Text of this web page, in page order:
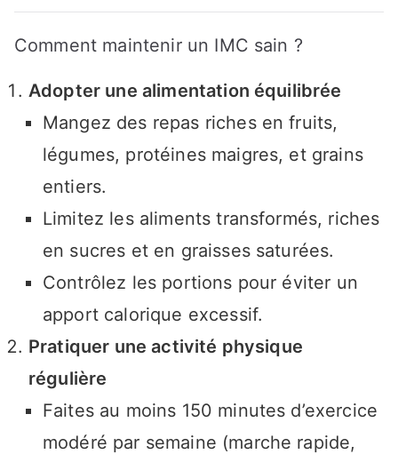
Comment maintenir un IMC sain ?
Adopter une alimentation équilibrée
Mangez des repas riches en fruits,
légumes, protéines maigres, et grains
entiers.
Limitez les aliments transformés, riches
en sucres et en graisses saturées.
Contrôlez les portions pour éviter un
apport calorique excessif.
Pratiquer une activité physique
régulière
Faites au moins 150 minutes d’exercice
modéré par semaine (marche rapide,